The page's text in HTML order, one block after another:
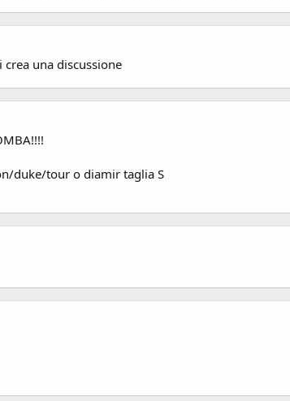
una discussione
duke/tour o diamir taglia S